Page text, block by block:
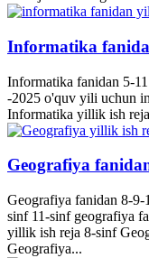
Informatika
Informatika fanidan 5-
-2025 o'quv yili uchun
Informatika yillik ish
Geografiya
Geografiya fanidan 8-
sinf 11-sinf geografiya
yillik ish reja 8-sinf
Geografiya...